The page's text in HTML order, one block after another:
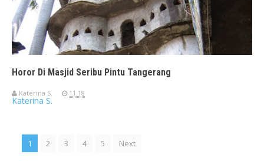
Horor Di Masjid Seribu Pintu Tangerang
Katerina S. 11.18
Katerina S.
1 2 3 4 5 Next